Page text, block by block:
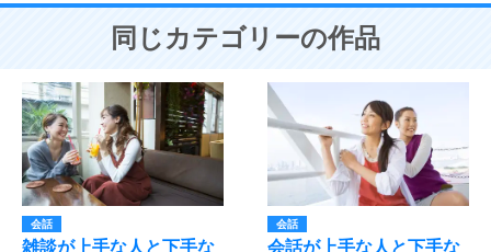
同じカテゴリーの作品
会話
雑談が上手な人と下手な
会話
会話が上手な人と下手な